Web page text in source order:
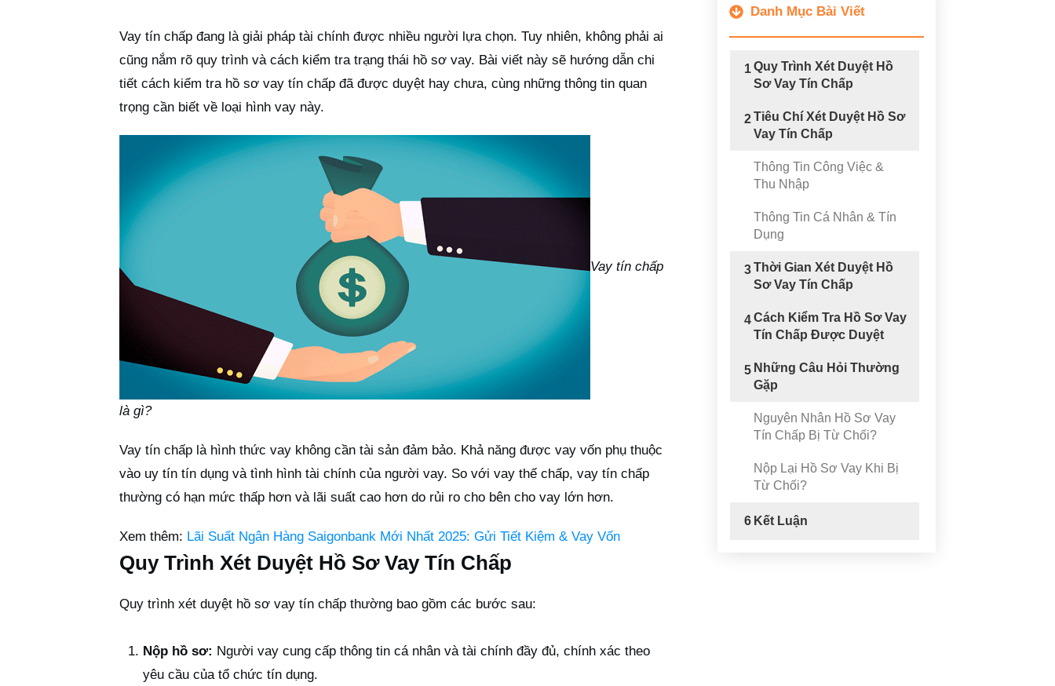
Vay tín chấp đang là giải pháp tài chính được nhiều người lựa chọn. Tuy nhiên, không phải ai
cũng nắm rõ quy trình và cách kiểm tra trạng thái hồ sơ vay. Bài viết này sẽ hướng dẫn chi
tiết cách kiểm tra hồ sơ vay tín chấp đã được duyệt hay chưa, cùng những thông tin quan
trọng cần biết về loại hình vay này.
Vay tín chấp
là gì?
Vay tín chấp là hình thức vay không cần tài sản đảm bảo. Khả năng được vay vốn phụ thuộc
vào uy tín tín dụng và tình hình tài chính của người vay. So với vay thế chấp, vay tín chấp
thường có hạn mức thấp hơn và lãi suất cao hơn do rủi ro cho bên cho vay lớn hơn.
Xem thêm: Lãi Suất Ngân Hàng Saigonbank Mới Nhất 2025: Gửi Tiết Kiệm & Vay Vốn
Quy Trình Xét Duyệt Hồ Sơ Vay Tín Chấp
Quy trình xét duyệt hồ sơ vay tín chấp thường bao gồm các bước sau:
Nộp hồ sơ: Người vay cung cấp thông tin cá nhân và tài chính đầy đủ, chính xác theo
yêu cầu của tổ chức tín dụng.
Danh Mục Bài Viết
1Quy Trình Xét Duyệt Hồ
Sơ Vay Tín Chấp
2Tiêu Chí Xét Duyệt Hồ Sơ
Vay Tín Chấp
Thông Tin Công Việc &
Thu Nhập
Thông Tin Cá Nhân & Tín
Dụng
3Thời Gian Xét Duyệt Hồ
Sơ Vay Tín Chấp
4Cách Kiểm Tra Hồ Sơ Vay
Tín Chấp Được Duyệt
5 Những Câu Hỏi Thường
Gặp
Nguyên Nhân Hồ Sơ Vay
Tín Chấp Bị Từ Chối?
Nộp Lại Hồ Sơ Vay Khi Bị
Từ Chối?
6 Kết Luận